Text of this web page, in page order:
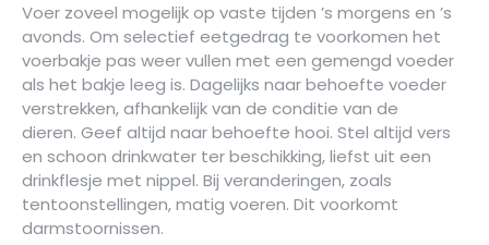
Voer zoveel mogelijk op vaste tijden ’s morgens en ’s
avonds. Om selectief eetgedrag te voorkomen het
voerbakje pas weer vullen met een gemengd voeder
als het bakje leeg is. Dagelijks naar behoefte voeder
verstrekken, afhankelijk van de conditie van de
dieren. Geef altijd naar behoefte hooi. Stel altijd vers
en schoon drinkwater ter beschikking, liefst uit een
drinkflesje met nippel. Bij veranderingen, zoals
tentoonstellingen, matig voeren. Dit voorkomt
darmstoornissen.